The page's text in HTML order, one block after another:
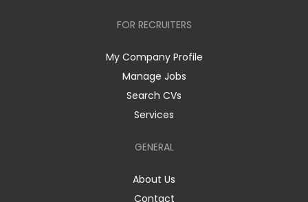
FOR RECRUITERS
My Company Profile
Manage Jobs
Search CVs
Services
GENERAL
About Us
Contact